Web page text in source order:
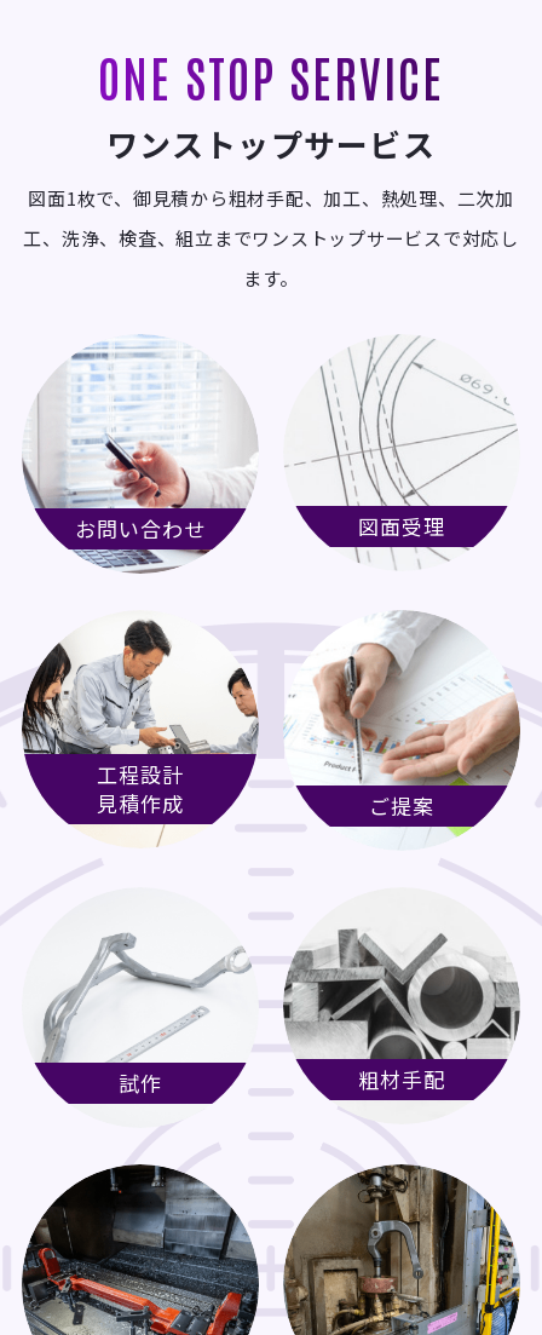
ONE STOP SERVICE
ワンストップサービス
図面1枚で、御見積から粗材手配、加工、熱処理、二次加
工、洗浄、検査、組立までワンストップサービスで対応し
ます。
お問い合わせ 図面受理
工程設計
見積作成
ご提案
試作 粗材手配